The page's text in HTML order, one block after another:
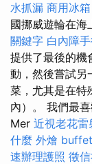
水抓漏 商用冰箱
國挪威遊輪在海
關鍵字 白內障
提供了最後的機
動，然後嘗試另
菜，尤其是在特
內）。 我們最
Mer 近視老花雷
什麼 外燴
速辦理護照 徵